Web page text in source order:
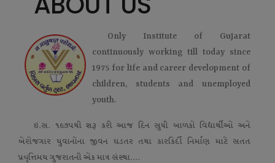
Only Institute of Gujarat
continuously working till today since
1975 for life and career development of
children, students and unemployed
youth.
ઇ.સ. ૧૯૭૫થી શરૂ કરી આજ દિન સુધી બાળકો વિદ્યાર્થીઓ અને
બેરોજગાર યુવાનોના જીવન ઘડતર તથા કારકિર્દી નિર્માણ માટે સતત
પ્રવૃત્તિમય ગુજરાતની એક માત્ર સંસ્થા....